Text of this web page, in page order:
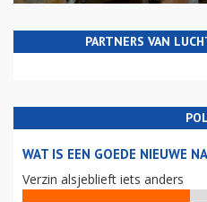
PARTNERS VAN
WAT IS EEN GOEDE NIEUWE
Verzin alsjeblieft iets anders